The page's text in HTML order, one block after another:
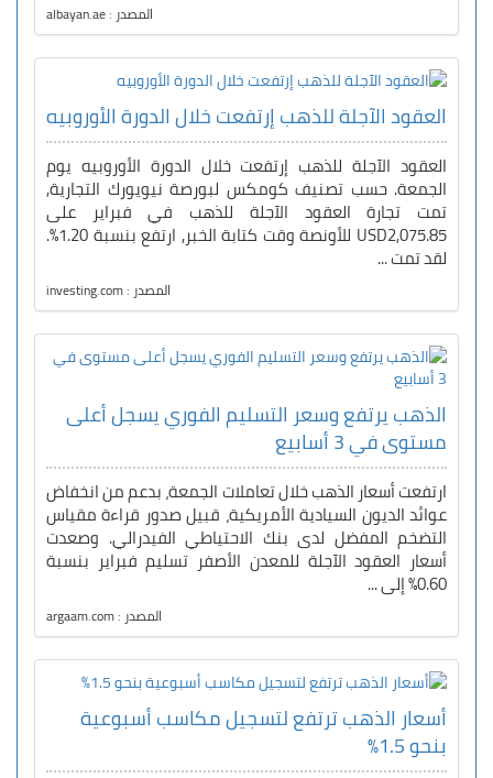
المصدر : albayan.ae
العقود الآجلة للذهب إرتفعت خلال الدورة الأوروبيه
العقود الآجلة للذهب إرتفعت خلال الدورة الأوروبيه يوم
الجمعة. حسب تصنيف كومكس لبورصة نيويورك التجارية,
تمت تجارة العقود الآجلة للذهب في فبراير على
USD2,075.85 للأونصة وقت كتابة الخبر, ارتفع بنسبة 1.20%.
لقد تمت ...
المصدر : investing.com
الذهب يرتفع وسعر التسليم الفوري يسجل أعلى
مستوى في 3 أسابيع
ارتفعت أسعار الذهب خلال تعاملات الجمعة، بدعم من انخفاض
عوائد الديون السيادية الأمريكية، قبيل صدور قراءة مقياس
التضخم المفضل لدى بنك الاحتياطي الفيدرالي. وصعدت
أسعار العقود الآجلة للمعدن الأصفر تسليم فبراير بنسبة
0.60% إلى ...
المصدر : argaam.com
أسعار الذهب ترتفع لتسجيل مكاسب أسبوعية
بنحو 1.5%